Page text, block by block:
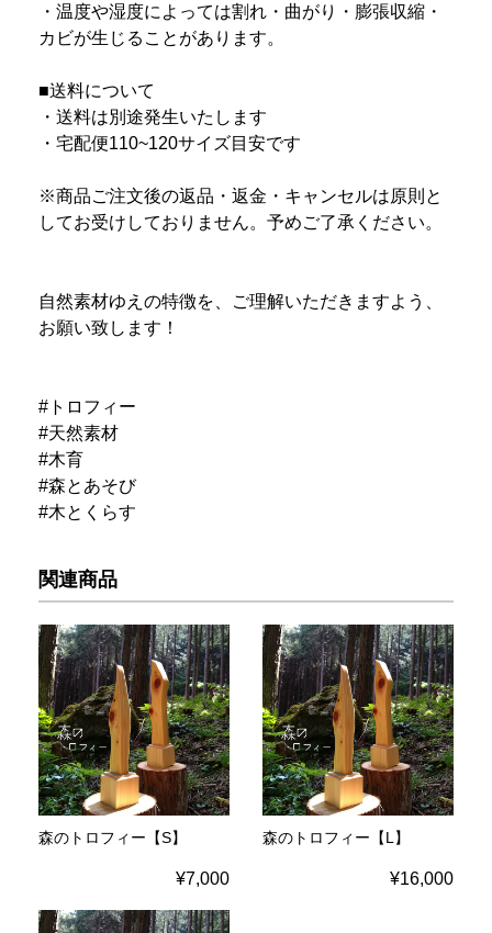
・温度や湿度によっては割れ・曲がり・膨張収縮・
カビが生じることがあります。
■送料について
・送料は別途発生いたします
・宅配便110~120サイズ目安です
※商品ご注文後の返品・返金・キャンセルは原則と
してお受けしておりません。予めご了承ください。
自然素材ゆえの特徴を、ご理解いただきますよう、
お願い致します！
#トロフィー
#天然素材
#木育
#森とあそび
#木とくらす
関連商品
森のトロフィー【S】
¥7,000
森のトロフィー【L】
¥16,000